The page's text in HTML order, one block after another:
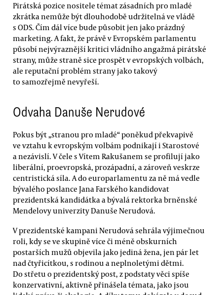
Pirátská pozice nositele témat zásadních pro mladé
zkrátka nemůže být dlouhodobě udržitelná ve vládě
s ODS. Čím dál více bude působit jen jako prázdný
marketing. A fakt, že právě v Evropském parlamentu
působí nejvýraznější kritici vládního angažmá pirátské
strany, může straně sice prospět v evropských volbách,
ale reputační problém strany jako takový
to samozřejmě nevyřeší.
Odvaha Danuše Nerudové
Pokus být „stranou pro mladé“ poněkud překvapivě
ve vztahu k evropským volbám podnikají i Starostové
a nezávislí. V čele s Vítem Rakušanem se profilují jako
liberální, proevropská, prozápadní, a zároveň veskrze
centristická síla. A do europarlamentu za ně má vedle
bývalého poslance Jana Farského kandidovat
prezidentská kandidátka a bývalá rektorka brněnské
Mendelovy univerzity Danuše Nerudová.
V prezidentské kampani Nerudová sehrála výjimečnou
roli, kdy se ve skupině více či méně obskurních
postarších mužů objevila jako jediná žena, jen pár let
nad čtyřicítkou, s rodinou a neplnoletými dětmi.
Do střetu o prezidentský post, z podstaty věci spíše
konzervativní, aktivně přinášela témata, jako jsou